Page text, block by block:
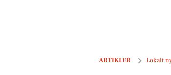
ARTIKLER Lokalt
Skive-borgere